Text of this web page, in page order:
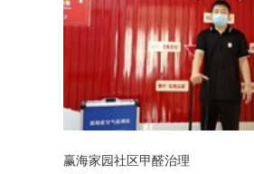
赢海家园社区甲醛治理